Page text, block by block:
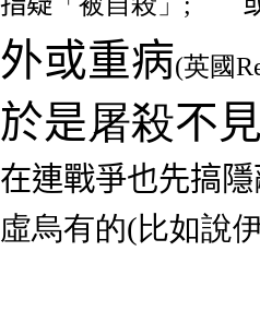
外或重病(英國
於是屠殺不
在連戰爭也先搞
虛烏有的(比如說